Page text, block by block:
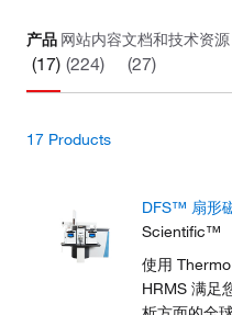
产品
(17)
网站内容
(224)
文档和技术资源
(27)
17 Products
DFS™ 扇形
Scientific™
使用
HRMS 满足